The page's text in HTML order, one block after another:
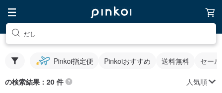
だし
Pinkoi指定便 Pinkoiおすすめ 送料無料 セー
の検索結果：20 件 人気順